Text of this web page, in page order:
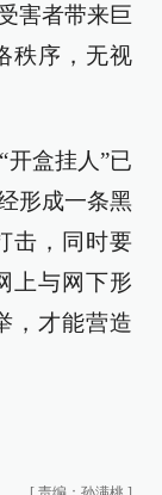
害者带来巨
秩序，无视
盒挂人”已
形成一条黑
击，同时要
上与网下形
，才能营造